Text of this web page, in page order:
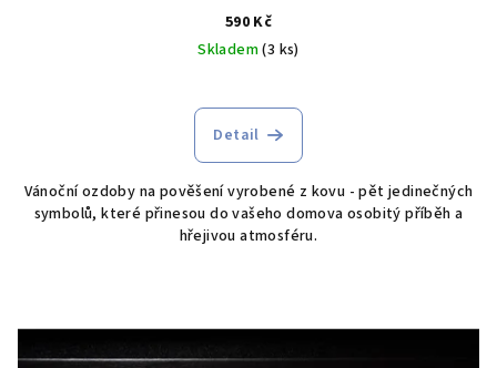
590 Kč
Skladem(3 ks)
Detail
Vánoční ozdoby na pověšení vyrobené z kovu - pět jedinečných
symbolů, které přinesou do vašeho domova osobitý příběh a
hřejivou atmosféru.